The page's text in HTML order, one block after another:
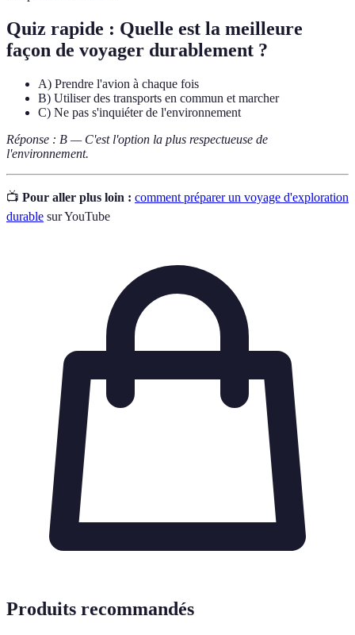
Quiz rapide : Quelle est la meilleure
façon de voyager durablement ?
A) Prendre l'avion à chaque fois
B) Utiliser des transports en commun et marcher
C) Ne pas s'inquiéter de l'environnement
Réponse : B — C'est l'option la plus respectueuse de
l'environnement.
📺 Pour aller plus loin : comment préparer un voyage d'exploration
durable sur YouTube
Produits recommandés